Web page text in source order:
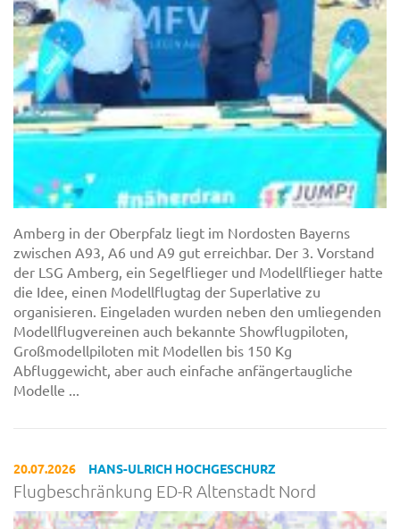
Amberg in der Oberpfalz liegt im Nordosten Bayerns
zwischen A93, A6 und A9 gut erreichbar. Der 3. Vorstand
der LSG Amberg, ein Segelflieger und Modellflieger hatte
die Idee, einen Modellflugtag der Superlative zu
organisieren. Eingeladen wurden neben den umliegenden
Modellflugvereinen auch bekannte Showflugpiloten,
Großmodellpiloten mit Modellen bis 150 Kg
Abfluggewicht, aber auch einfache anfängertaugliche
Modelle ...
20.07.2026 HANS-ULRICH HOCHGESCHURZ
Flugbeschränkung ED-R Altenstadt Nord